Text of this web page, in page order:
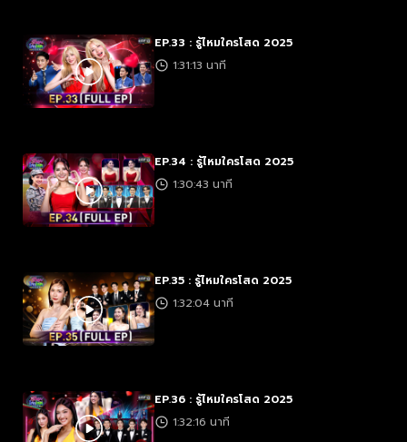
EP.33 : รู้ไหมใครโสด 2025
1:31:13 นาที
EP.34 : รู้ไหมใครโสด 2025
1:30:43 นาที
EP.35 : รู้ไหมใครโสด 2025
1:32:04 นาที
EP.36 : รู้ไหมใครโสด 2025
1:32:16 นาที